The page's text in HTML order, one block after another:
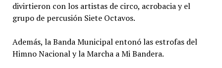
divirtieron con los artistas de circo, acrobacia y el
grupo de percusión Siete Octavos.
Además, la Banda Municipal entonó las estrofas del
Himno Nacional y la Marcha a Mi Bandera.